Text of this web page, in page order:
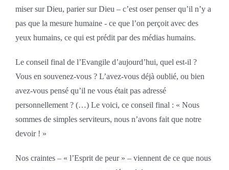
miser sur Dieu, parier sur Dieu – c’est oser penser qu’il n’y a
pas que la mesure humaine ‑ ce que l’on perçoit avec des
yeux humains, ce qui est prédit par des médias humains.
Le conseil final de l’Evangile d’aujourd’hui, quel est-il ?
Vous en souvenez-vous ? L’avez-vous déjà oublié, ou bien
avez-vous pensé qu’il ne vous était pas adressé
personnellement ? (…) Le voici, ce conseil final : « Nous
sommes de simples serviteurs, nous n’avons fait que notre
devoir ! »
Nos craintes – « l’Esprit de peur » – viennent de ce que nous